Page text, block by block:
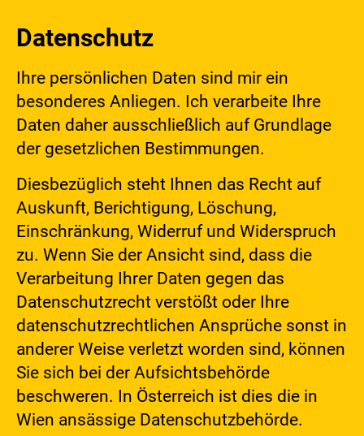
Datenschutz
Ihre persönlichen Daten sind mir ein
besonderes Anliegen. Ich verarbeite Ihre
Daten daher ausschließlich auf Grundlage
der gesetzlichen Bestimmungen.
Diesbezüglich steht Ihnen das Recht auf
Auskunft, Berichtigung, Löschung,
Einschränkung, Widerruf und Widerspruch
zu. Wenn Sie der Ansicht sind, dass die
Verarbeitung Ihrer Daten gegen das
Datenschutzrecht verstößt oder Ihre
datenschutzrechtlichen Ansprüche sonst in
anderer Weise verletzt worden sind, können
Sie sich bei der Aufsichtsbehörde
beschweren. In Österreich ist dies die in
Wien ansässige Datenschutzbehörde.